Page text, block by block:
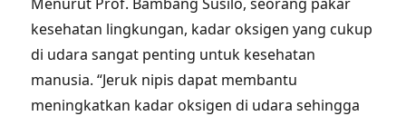
kesehatan lingkungan, kadar oksigen yang cukup
di udara sangat penting untuk kesehatan
manusia. “Jeruk nipis dapat membantu
meningkatkan kadar oksigen di udara sehingga